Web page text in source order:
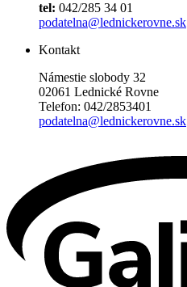
tel: 042/285 34 01
podatelna@lednickerovne.sk
Kontakt
Námestie slobody 32
02061 Lednické Rovne
Telefon: 042/2853401
podatelna@lednickerovne.sk